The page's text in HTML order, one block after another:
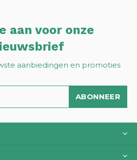
aan voor onze
aanbiedingen en promoties
ABONNEER